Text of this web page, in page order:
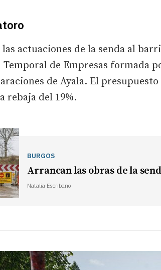
actuaciones de la senda al
Temporal de Empresas formada
de Ayala. El
rebaja del 19%.
BURGOS
Arrancan las obras de la
Natalia Escribano